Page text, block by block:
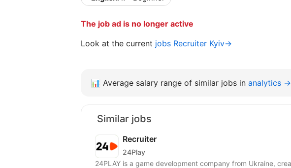
The job ad is no longer active
Look at the current jobs Recruiter Kyiv→
📊 Average salary range of similar jobs in analytics →
Similar jobs
Recruiter
24Play
24PLAY is a game development company from Ukraine,